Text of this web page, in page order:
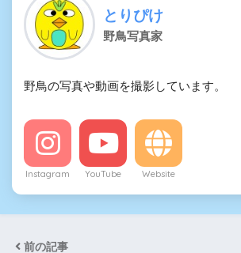
とりぴけ
野鳥写真家
野鳥の写真や動画を撮影しています。
Instagram YouTube Website
前の記事